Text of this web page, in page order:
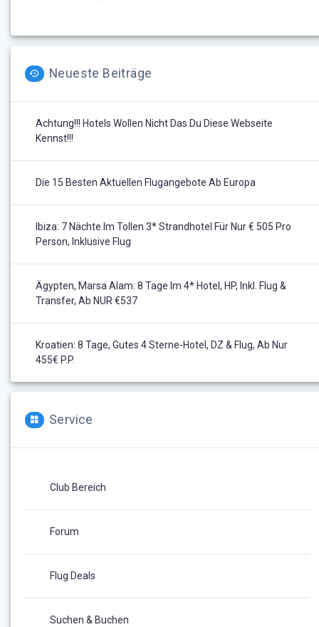
Neueste Beiträge
Achtung!!! Hotels Wollen Nicht Das Du Diese Webseite
Kennst!!!
Die 15 Besten Aktuellen Flugangebote Ab Europa
Ibiza: 7 Nächte Im Tollen 3* Strandhotel Für Nur € 505 Pro
Person, Inklusive Flug
Ägypten, Marsa Alam: 8 Tage Im 4* Hotel, HP, Inkl. Flug &
Transfer, Ab NUR €537
Kroatien: 8 Tage, Gutes 4 Sterne-Hotel, DZ & Flug, Ab Nur
455€ P.P.
Service
Club Bereich
Forum
Flug Deals
Suchen & Buchen